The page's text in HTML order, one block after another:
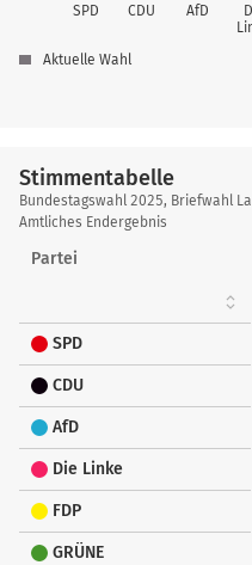
SPD CDU AfD
Aktuelle Wahl
Stimmentabelle
Stimmentabelle
Bundestagswahl 2025, Briefwahl
Amtliches Endergebnis
Partei
SPD
CDU
AfD
Die Linke
FDP
GRÜNE